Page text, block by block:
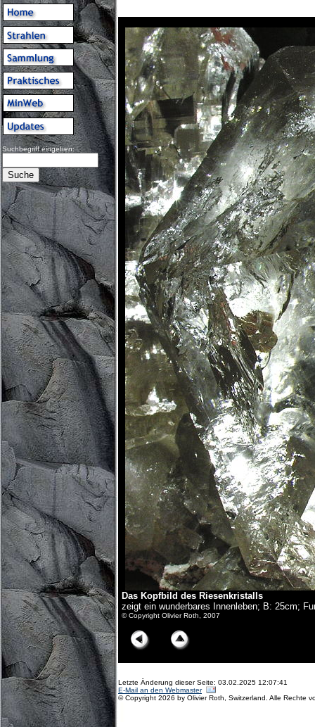
Suchbegriff eingeben:
Das Kopfbild des Riesenkristalls
zeigt ein wunderbares Innenleben; B: 25cm;
© Copyright Olivier Roth, 2007
Letzte Änderung dieser Seite: 03.02.2025 12:07:41
E-Mail an den Webmaster
© Copyright 2026 by Olivier Roth, Switzerland. Alle Rechte